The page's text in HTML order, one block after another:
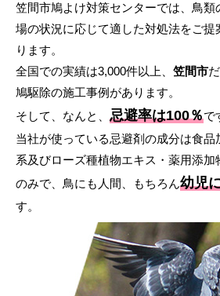
笠間市鳩よけ対策センターでは、鳥類
場の状況に応じて適した対処法をご提
ります。
全国での実績は3,000件以上、 笠間市
鳩駆除の施工事例があります。
そして、なんと、 忌避率は100％で
当社が使っている忌避剤の成分は食
系及びローズ種植物エキス・薬用添加
のみで、鳥にも人間、もちろん幼児
す。